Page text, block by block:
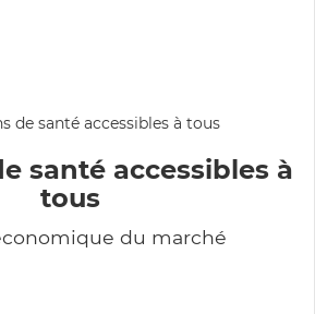
santé accessibles à
tous
du marché